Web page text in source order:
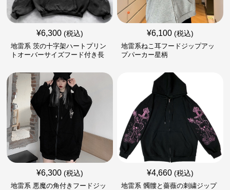
¥6,300 (税込)
地雷系 茨の十字架ハートプリン
トオーバーサイズフード付き長
¥6,100 (税込)
地雷系ねこ耳フードジップアッ
プパーカー星柄
¥6,300 (税込)
地雷系 悪魔の角付きフードジッ
¥4,660 (税込)
地雷系 髑髏と薔薇の刺繍ジップ